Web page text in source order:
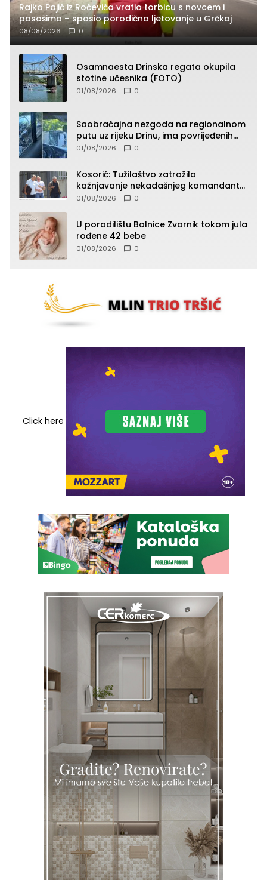
Rajko Pajić iz Roćevića vratio torbicu s novcem i
pasošima – spasio porodično ljetovanje u Grčkoj
08/08/2026 0
Osamnaesta Drinska regata okupila
stotine učesnika (FOTO)
01/08/2026 0
Saobraćajna nezgoda na regionalnom
putu uz rijeku Drinu, ima povrijeđenih
lica (FOTO)
01/08/2026 0
Kosorić: Tužilaštvo zatražilo
kažnjavanje nekadašnjeg komandanta
Vlaseničke brigade
01/08/2026 0
U porodilištu Bolnice Zvornik tokom jula
rođene 42 bebe
01/08/2026 0
Click here